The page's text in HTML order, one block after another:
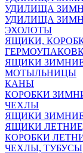
УДИЛИЩА
УДИЛИЩА
ЭХОЛОТЫ
ЯЩИКИ,
ЯЩИКИ
МОТЫЛЬНИЦЫ
КАНЫ
КОРОБКИ
ЧЕХЛЫ
ЯЩИКИ
ЯЩИКИ
КОРОБКИ
ЧЕХЛЫ,